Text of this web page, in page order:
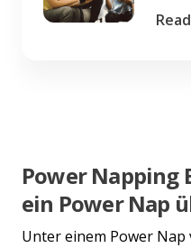
Power Napping
ein Power Nap
Unter einem Power